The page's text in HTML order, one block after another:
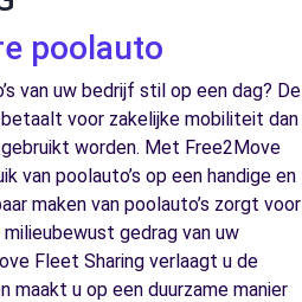
poolauto
van uw bedrijf stil op een dag? De
voor zakelijke mobiliteit dan
worden. Met Free2Move
van poolauto’s op een handige en
maken van poolauto’s zorgt voor
gedrag van uw
Fleet Sharing verlaagt u de
maakt u op een duurzame manier